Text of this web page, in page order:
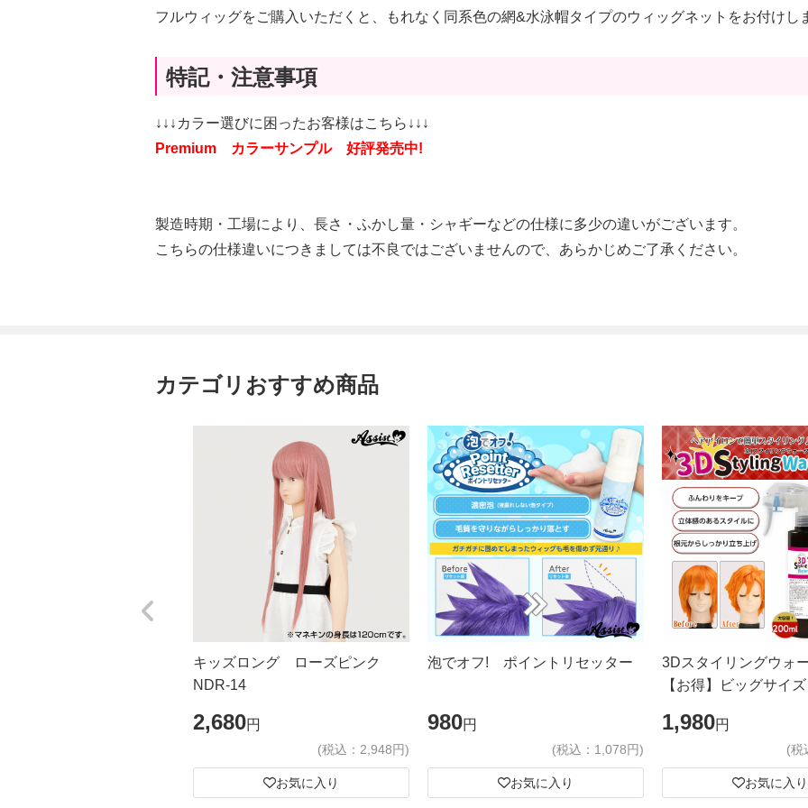
フルウィッグをご購入いただくと、もれなく同系色の網&水泳帽タイプのウィッグネットをお付けし
特記・注意事項
↓↓↓カラー選びに困ったお客様はこちら↓↓↓
Premium カラーサンプル 好評発売中!
製造時期・工場により、長さ・ふかし量・シャギーなどの仕様に多少の違いがございます。
こちらの仕様違いにつきましては不良ではございませんので、あらかじめご了承ください。
カテゴリおすすめ商品
キッズロング ローズピンク
NDR-14
2,680円
(税込：2,948円)
お気に入り
泡でオフ! ポイントリセッター
980円
(税込：1,078円)
お気に入り
3Dスタイリングウ
【お得】ビッグサイズ
1,980円
(税
お気に入り